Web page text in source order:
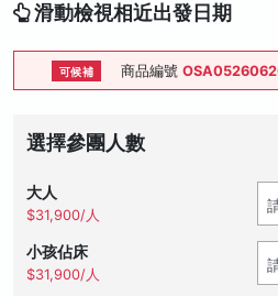
滑動檢視相近出發日期
可候補 商品編號
選擇參團人數
大人
$31,900/人
小孩佔床
$31,900/人